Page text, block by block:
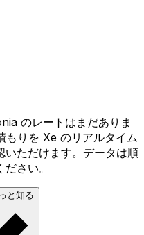
のレートはまだありま
りを Xe のリアルタイム
いただけます。データは順
さい。
と知る